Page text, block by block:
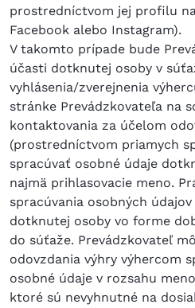
prostredníctvom jej profilu
Facebook alebo Instagram).
V takomto prípade bude
účasti dotknutej osoby v
vyhlásenia/zverejnenia
stránke Prevádzkovateľa na
kontaktovania za účelom
(prostredníctvom priamych
spracúvať osobné údaje
najmä prihlasovacie meno.
spracúvania osobných
dotknutej osoby vo forme
do súťaže. Prevádzkovateľ
odovzdania výhry výhercom
osobné údaje v rozsahu
ktoré sú nevyhnutné na